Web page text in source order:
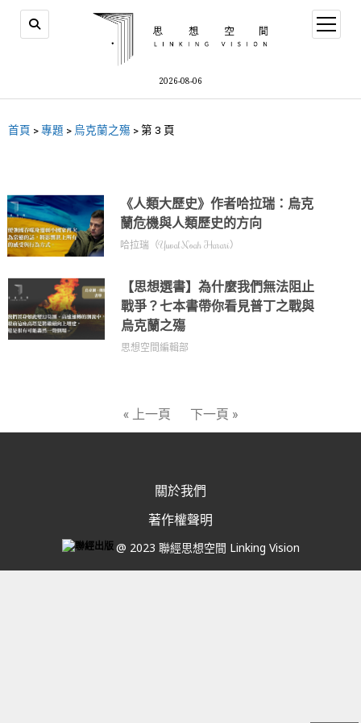
2026-08-06
首頁 >專題 > 烏克蘭之殤 >第 3 頁
《人類大歷史》作者哈拉瑞：烏克
蘭危機與人類歷史的方向
哈拉瑞（Yuval Noah Harari）
【思想選書】為什麼我們無法阻止
戰爭？七本書帶你看見普丁之戰與
烏克蘭之殤
思想空間編輯部
« 上一頁 下一頁 »
關於我們
著作權聲明
@ 2023 聯經思想空間 Linking Vision